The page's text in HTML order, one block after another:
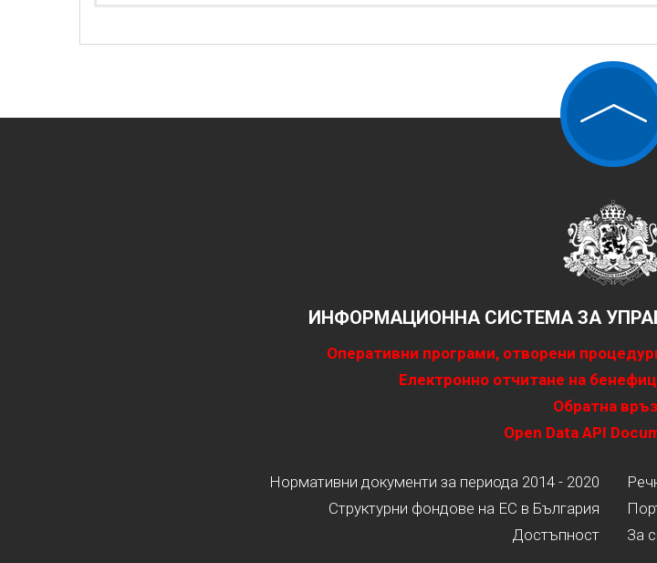
ИНФОРМАЦИОННА СИСТЕМА ЗА
Оперативни програми, отворени
Електронно отчитане на
Обратна
Open Data API
Нормативни документи за периода 2014 - 2020
Структурни фондове на ЕС в България
Достъпност
За